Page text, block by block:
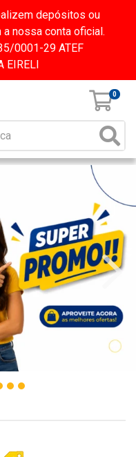
depósitos ou
nossa conta oficial.
0001-29 ATEF
EIRELI
0